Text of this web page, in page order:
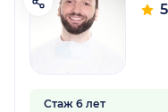
Стаж 6 лет